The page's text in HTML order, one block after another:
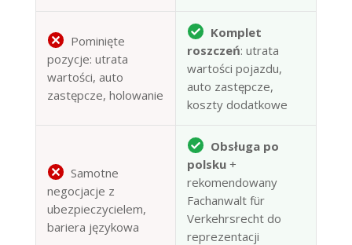
Pominięte
pozycje: utrata
wartości, auto
zastępcze, holowanie
Komplet
roszczeń: utrata
wartości pojazdu,
auto zastępcze,
koszty dodatkowe
Samotne
negocjacje z
ubezpieczycielem,
bariera językowa
Obsługa po
polsku+
rekomendowany
Fachanwalt für
Verkehrsrecht do
reprezentacji